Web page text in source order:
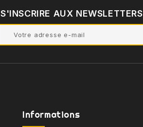
S'INSCRIRE AUX NEWSLETTERS
Informations